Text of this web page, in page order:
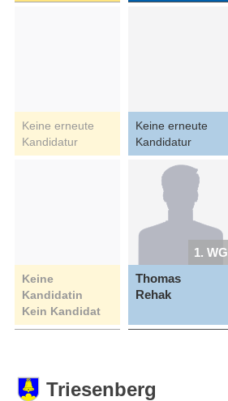
Keine erneute
Kandidatur
Keine
Kandidatin
Kein Kandidat
Keine erneute
Kandidatur
1. WG
Thomas
Rehak
Triesenberg